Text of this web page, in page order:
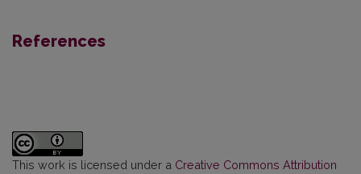
References
This work is licensed under a Creative Commons Attribution